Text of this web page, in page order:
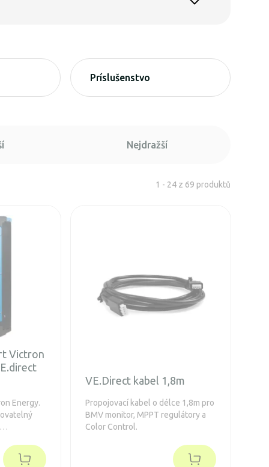
Príslušenstvo
Nejdražší
1 - 24 z 69 produktů
Victron
Energy.
a ECO
VE.Direct kabel 1,8m
Propojovací kabel o délce 1,8m pro
BMV monitor, MPPT regulátory a
Color Control.